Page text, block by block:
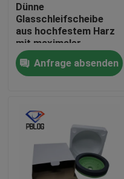
Über uns
Dünne
Glasschleifscheibe
aus hochfestem Harz
mit maximaler
Drehzahl unter 2800
U/min, optimiert für
Stabilität und
Anfrage absenden